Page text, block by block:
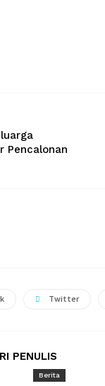
Pencalonan
Twitter
PENULIS
Berita